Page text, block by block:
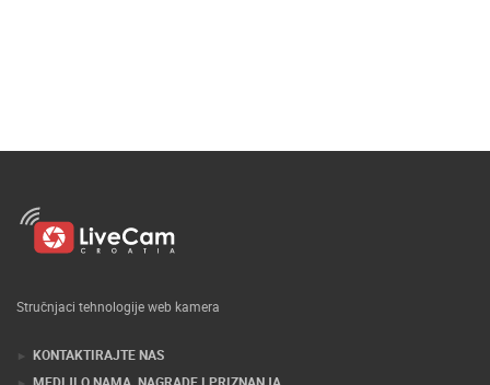
Stručnjaci tehnologije web kamera
KONTAKTIRAJTE NAS